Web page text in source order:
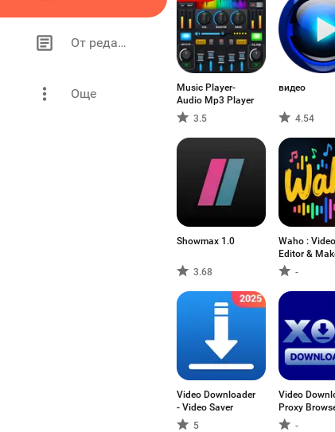
От редакторите
Още
Music Player-
Audio Mp3 Player
3.5
видео
4.54
Showmax 1.0
3.68
Waho : Video
Editor &
-
Video Downloader
- Video Saver
5
Video
Proxy
-